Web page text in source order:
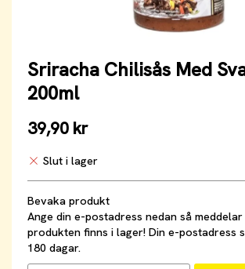
Sriracha Chilisås Med
200ml
39,90 kr
Slut i lager
Bevaka produkt
Ange din e-postadress nedan så
produkten finns i lager! Din e-postadress
180 dagar.